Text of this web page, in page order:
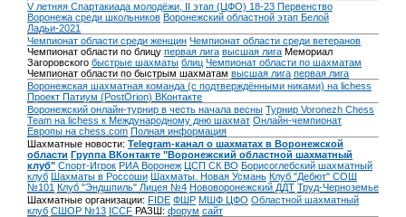
V летняя Спартакиада молодёжи, II этап (ЦФО) 18-23 Первенство
Воронежа среди школьников Воронежский областной этап Белой
Ладьи-2021
Чемпионат области среди женщин Чемпионат области среди ветеранов
Чемпионат области по блицу первая лига высшая лига Мемориал
Загоровского быстрые шахматы блиц Чемпионат области по шахматам
Чемпионат области по быстрым шахматам высшая лига первая лига
Воронежская шахматная команда (с подтверждёнными никами) на lichess
Проект Патиум (PostOrion) ВКонтакте
Воронежский онлайн-турнир в честь начала весны Турнир Voronezh Chess
Team на lichess к Международному дню шахмат Онлайн-чемпионат
Европы на chess.com Полная информация
Шахматные новости: Telegram-канал о шахматах в Воронежской
области Группа ВКонтакте "Воронежский областной шахматный
клуб" Спорт-Игрок РИА Воронеж ЦСП СК ВО Борисоглебский шахматный
клуб Шахматы в Россоши Шахматы. Новая Усмань Клуб "Дебют" СОШ
№101 Клуб "Эндшпиль" Лицея №4 Нововоронежский ДДТ Труд-Черноземье
Шахматные организации: FIDE ФШР МШФ ЦФО Областной шахматный
клуб СШОР №13 ICCF РАЗШ: форум сайт